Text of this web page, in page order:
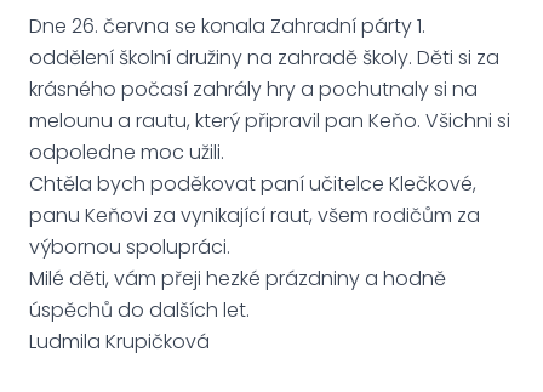
Dne 26. června se konala Zahradní párty 1.
oddělení školní družiny na zahradě školy. Děti si za
krásného počasí zahrály hry a pochutnaly si na
melounu a rautu, který připravil pan Keňo. Všichni si
odpoledne moc užili.
Chtěla bych poděkovat paní učitelce Klečkové,
panu Keňovi za vynikající raut, všem rodičům za
výbornou spolupráci.
Milé děti, vám přeji hezké prázdniny a hodně
úspěchů do dalších let.
Ludmila Krupičková